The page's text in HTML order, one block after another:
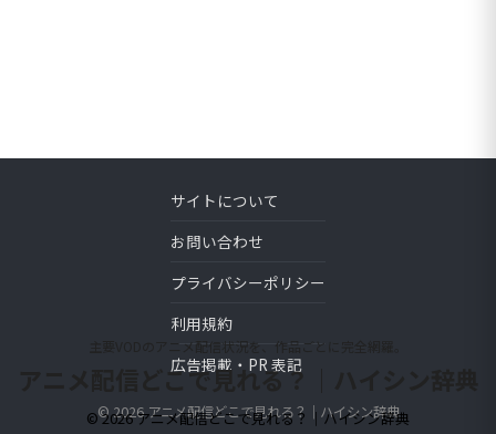
主要VODのアニメ配信状況を、作品ごとに完全網羅。
アニメ配信どこで見れる？｜ハイシン辞典
© 2026 アニメ配信どこで見れる？｜ハイシン辞典
サイトについて
お問い合わせ
プライバシーポリシー
利用規約
広告掲載・PR 表記
© 2026 アニメ配信どこで見れる？｜ハイシン辞典